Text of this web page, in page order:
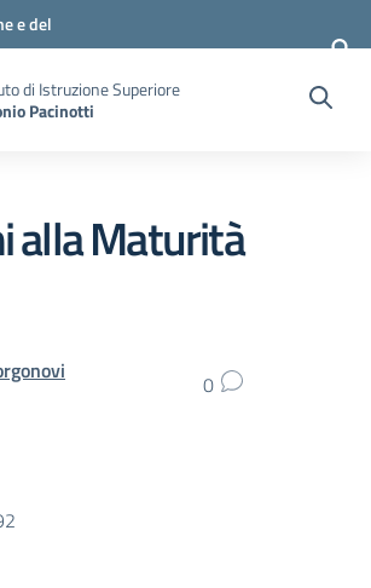
e del
di Istruzione Superiore
Pacinotti
alla Maturità
0